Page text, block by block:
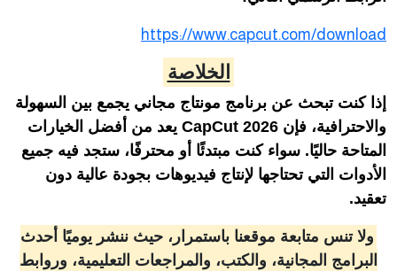
https://www.capcut.com/download
الخلاصة
إذا كنت تبحث عن برنامج مونتاج مجاني يجمع بين السهولة
والاحترافية، فإن CapCut 2026 يعد من أفضل الخيارات
المتاحة حاليًا. سواء كنت مبتدئًا أو محترفًا، ستجد فيه جميع
الأدوات التي تحتاجها لإنتاج فيديوهات بجودة عالية دون
تعقيد.
ولا تنس متابعة موقعنا باستمرار، حيث ننشر يوميًا أحدث
البرامج المجانية، والكتب، والمراجعات التعليمية، وروابط